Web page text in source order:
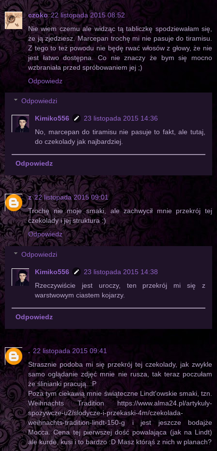
czoko 22 listopada 2015 08:52
Nie wiem czemu ale widząc tą tabliczkę spodziewałam się,
że ją zjedziesz. Marcepan trochę mi nie pasuje do tiramisu.
Z tego to też powodu nie będę rwać włosów z głowy, że nie
jest łatwo dostępna. Co nie znaczy że bym się mocno
wzbraniała przed spróbowaniem jej ;)
Odpowiedz
Odpowiedzi
Kimiko556
23 listopada 2015 14:36
No, marcepan do tiramisu nie pasuje to fakt, ale tutaj,
do czekolady jak najbardziej.
Odpowiedz
z 22 listopada 2015 09:01
Trochę nie moje smaki, ale zachwycił mnie przekrój tej
czekolady i jej struktura :)
Odpowiedz
Odpowiedzi
Kimiko556
23 listopada 2015 14:38
Rzeczywiście jest uroczy, ten przekrój mi się z
warstwowym ciastem kojarzy.
Odpowiedz
. 22 listopada 2015 09:41
Strasznie podoba mi się przekrój tej czekolady, jak zwykle
samo oglądanie zdjęć mnie nie rusza, tak teraz poczułam
że ślinianki pracują..:P
Poza tym ciekawią mnie świąteczne Lindt'owskie smaki, tzn.
Weihnachts Tradition https://www.alma24.pl/artykuly-
spozywcze-u2/slodycze-i-przekaski-4m/czekolada-
weihnachts-tradition-lindt-150-g i jest jeszcze bodajże
Mocca. Cena tej pierwszej dość powalająca (jak na Lindt)
ale kurde, kusi i to bardzo :D Masz którąś z nich w planach?